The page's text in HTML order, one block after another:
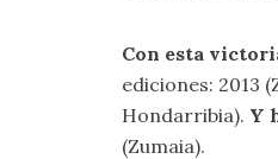
Con esta
ediciones: 2013
Hondarribia). Y
(Zumaia).